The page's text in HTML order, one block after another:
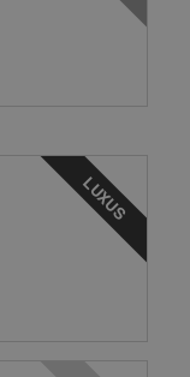
LUXUS